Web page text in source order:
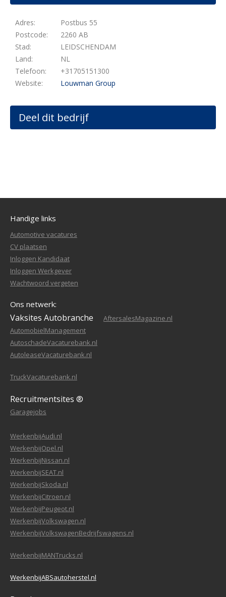
Adres:
Postbus 55
Postcode:
2260 AB
Stad:
LEIDSCHENDAM
Land:
NL
Telefoon:
+31705151300
Website:
Louwman Group
Deel dit bedrijf
Handige links
Automotive vacatures
CV plaatsen
Inloggen Kandidaat
Inloggen Werkgever
Wachtwoord vergeten
Ons netwerk:
Vaksites Autobranche
AftersalesMagazine.nl
AutomobielManagement
AutoschadeVacaturebank.nl
AutoleaseVacaturebank.nl
TruckVacaturebank.nl
Recruitmentsites ®
Garagejobs
WerkenbijAudi.nl
WerkenbijOpel.nl
WerkenbijNissan.nl
WerkenbijSEAT.nl
WerkenbijSkoda.nl
WerkenbijCitroen.nl
WerkenbijPeugeot.nl
WerkenbijVolkswagen.nl
WerkenbijVolkswagenBedrijfswagens.nl
WerkenbijMANTrucks.nl
WerkenbijABSautoherstel.nl